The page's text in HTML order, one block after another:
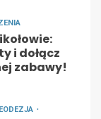
i dołącz
zabawy!